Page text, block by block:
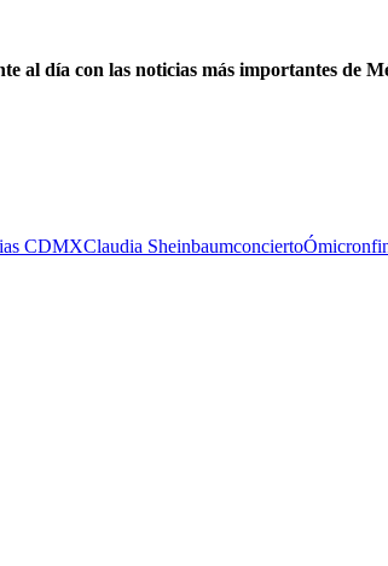
al día con las noticias más importantes de
CDMXClaudia SheinbaumconciertoÓmicron